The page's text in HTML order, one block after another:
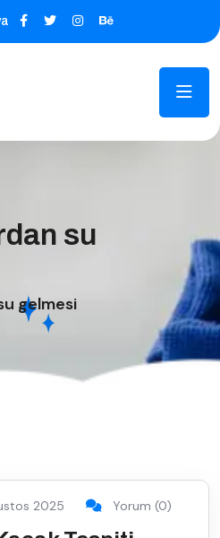
su
gelmesi
2025 Yorum (0)